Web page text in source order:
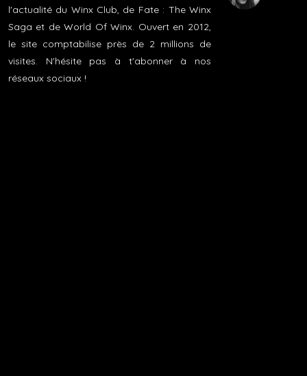
l'actualité du Winx Club, de Fate : The Winx
Saga et de World Of Winx. Ouvert en 2012,
le site comptabilise près de 2 millions de
visites. N'hésite pas à t'abonner à nos
réseaux sociaux !